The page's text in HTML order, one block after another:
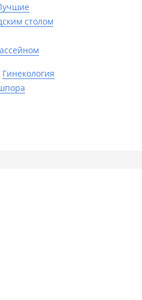
столом
Гинекология